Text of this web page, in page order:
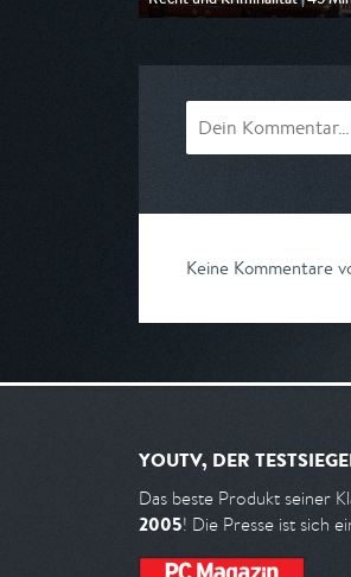
Ausgestrahlt von n-tv
Keine Kommentare
YOUTV, DER
Das beste Produkt seiner
2005! Die Presse ist sich